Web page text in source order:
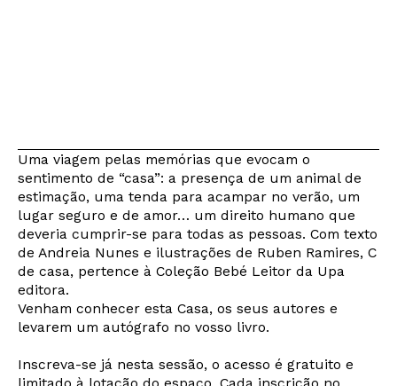
Uma viagem pelas memórias que evocam o
sentimento de “casa”: a presença de um animal de
estimação, uma tenda para acampar no verão, um
lugar seguro e de amor… um direito humano que
deveria cumprir-se para todas as pessoas. Com texto
de Andreia Nunes e ilustrações de Ruben Ramires, C
de casa, pertence à Coleção Bebé Leitor da Upa
editora.
Venham conhecer esta Casa, os seus autores e
levarem um autógrafo no vosso livro.
Inscreva-se já nesta sessão, o acesso é gratuito e